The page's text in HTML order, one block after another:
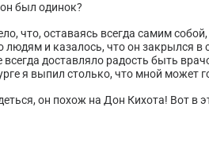
был одинок?
что, оставаясь всегда самим
людям и казалось, что он закрылся
всегда доставляло радость быть
я выпил столько, что мной может
он похож на Дон Кихота! Вот в